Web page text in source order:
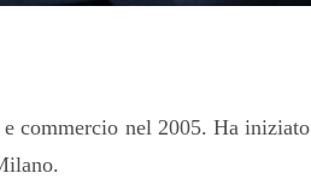
commercio nel 2005. Ha iniziato